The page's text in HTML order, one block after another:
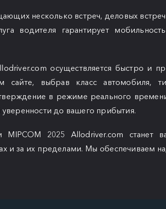
несколько встреч, деловых
водителя гарантирует
осуществляется быстро и
сайте, выбрав класс автомобиля,
в режиме реального
до вашего прибытия.
MIPCOM 2025 Allodriver.com
и за их пределами. Мы обеспечиваем